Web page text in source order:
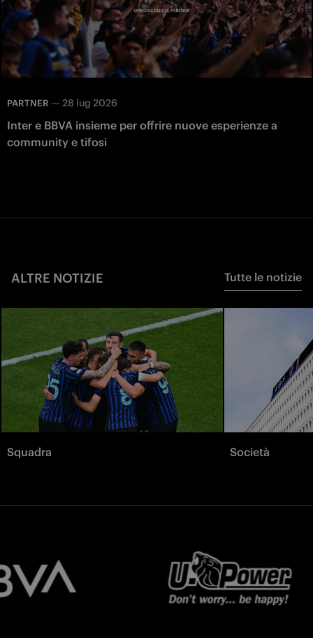
PARTNER — 28 lug 2026
Inter e BBVA insieme per offrire nuove esperienze a
community e tifosi
ALTRE NOTIZIE Tutte le notizie
Squadra Società